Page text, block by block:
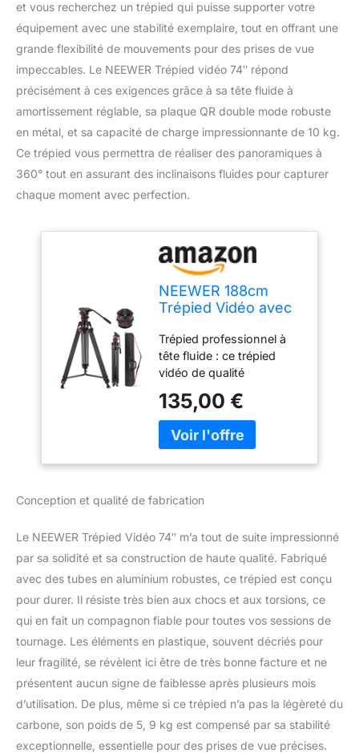
et vous recherchez un trépied qui puisse supporter votre
équipement avec une stabilité exemplaire, tout en offrant une
grande flexibilité de mouvements pour des prises de vue
impeccables. Le NEEWER Trépied vidéo 74″ répond
précisément à ces exigences grâce à sa tête fluide à
amortissement réglable, sa plaque QR double mode robuste
en métal, et sa capacité de charge impressionnante de 10 kg.
Ce trépied vous permettra de réaliser des panoramiques à
360° tout en assurant des inclinaisons fluides pour capturer
chaque moment avec perfection.
NEEWER 188cm
Trépied Vidéo avec
Amortissement,TP75
Trépied professionnel à
tête fluide : ce trépied
vidéo de qualité
tête de remorquage fluide
avec amortissement
intégré et un design
la caméra : rotation à 360°
+90°/-75°. Le diamètre de
75 mm de la base
intestinale et la poignée
permettent à la tête de se
déplacer facilement vers le
haut et vers le bas pour
s'adapter aux sols
inégaux, et le niveau à
bulle fourni aide à garder
l'horizon droit Résistance
au fluide
orientable/inclinable：La
135,00 €
Conception et qualité de fabrication
Le NEEWER Trépied Vidéo 74″ m’a tout de suite impressionné
par sa solidité et sa construction de haute qualité. Fabriqué
avec des tubes en aluminium robustes, ce trépied est conçu
pour durer. Il résiste très bien aux chocs et aux torsions, ce
qui en fait un compagnon fiable pour toutes vos sessions de
tournage. Les éléments en plastique, souvent décriés pour
leur fragilité, se révèlent ici être de très bonne facture et ne
présentent aucun signe de faiblesse après plusieurs mois
d’utilisation. De plus, même si ce trépied n’a pas la légèreté du
carbone, son poids de 5, 9 kg est compensé par sa stabilité
exceptionnelle, essentielle pour des prises de vue précises.